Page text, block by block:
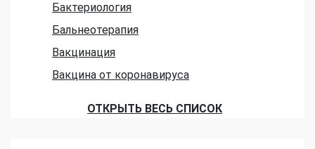
Бактериология
Бальнеотерапия
Вакцинация
Вакцина от коронавируса
ОТКРЫТЬ ВЕСЬ СПИСОК